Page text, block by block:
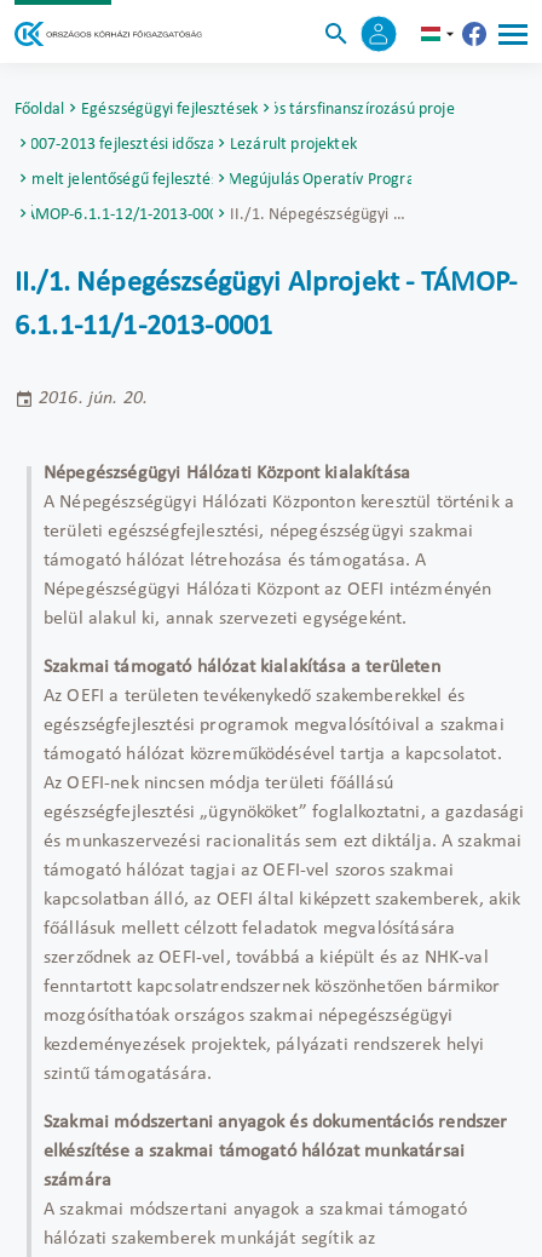
Főoldal Egészségügyi fejlesztésekUniós társfinanszírozású projektek
2007-2013 fejlesztési időszak Lezárult projektek
Kiemelt jelentőségű fejlesztésekTársadalmi Megújulás Operatív Program (TÁMOP)
TÁMOP-6.1.1-12/1-2013-0001
II./1. Népegészségügyi Alprojekt - TÁMOP-6.1.1-11/1-2013-0001
II./1. Népegészségügyi Alprojekt - TÁMOP-
6.1.1-11/1-2013-0001
2016. jún. 20.
Népegészségügyi Hálózati Központ kialakítása
A Népegészségügyi Hálózati Központon keresztül történik a
területi egészségfejlesztési, népegészségügyi szakmai
támogató hálózat létrehozása és támogatása. A
Népegészségügyi Hálózati Központ az OEFI intézményén
belül alakul ki, annak szervezeti egységeként.
Szakmai támogató hálózat kialakítása a területen
Az OEFI a területen tevékenykedő szakemberekkel és
egészségfejlesztési programok megvalósítóival a szakmai
támogató hálózat közreműködésével tartja a kapcsolatot.
Az OEFI-nek nincsen módja területi főállású
egészségfejlesztési „ügynököket” foglalkoztatni, a gazdasági
és munkaszervezési racionalitás sem ezt diktálja. A szakmai
támogató hálózat tagjai az OEFI-vel szoros szakmai
kapcsolatban álló, az OEFI által kiképzett szakemberek, akik
főállásuk mellett célzott feladatok megvalósítására
szerződnek az OEFI-vel, továbbá a kiépült és az NHK-val
fenntartott kapcsolatrendszernek köszönhetően bármikor
mozgósíthatóak országos szakmai népegészségügyi
kezdeményezések projektek, pályázati rendszerek helyi
szintű támogatására.
Szakmai módszertani anyagok és dokumentációs rendszer
elkészítése a szakmai támogató hálózat munkatársai
számára
A szakmai módszertani anyagok a szakmai támogató
hálózati szakemberek munkáját segítik az